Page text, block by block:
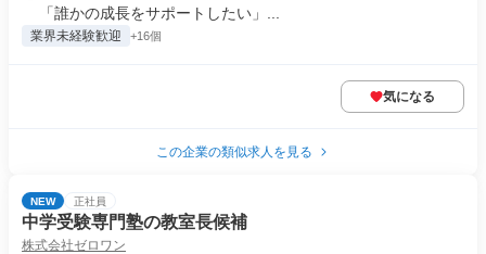
「誰かの成長をサポートしたい」...
業界未経験歓迎 +16個
気になる
この企業の類似求人を見る
NEW 正社員
中学受験専門塾の教室長候補
株式会社ゼロワン